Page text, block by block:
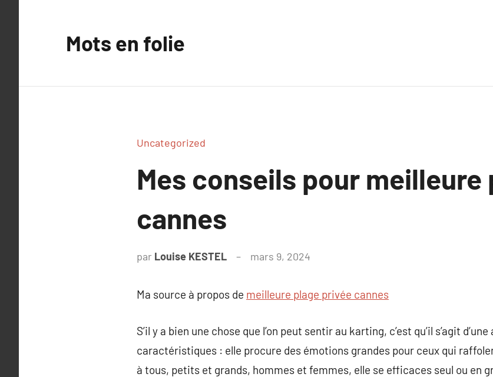
Mots en folie
Uncategorized
Mes conseils pour meilleure
cannes
par Louise KESTEL mars 9, 2024
Ma source à propos de meilleure plage privée cannes
S’il y a bien une chose que l’on peut sentir au karting, c’est qu’il s’agit
caractéristiques : elle procure des émotions grandes pour ceux qui
à tous, petits et grands, hommes et femmes, elle se efficaces seul ou en